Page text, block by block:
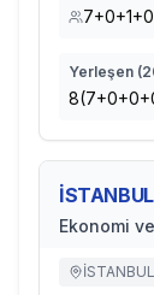
Yerleşen (
Ekonomi
İSTANBUL